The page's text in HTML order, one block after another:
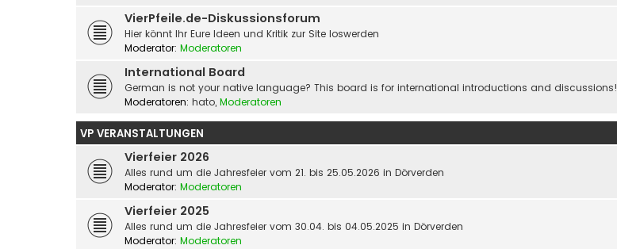
VierPfeile.de-Diskussionsforum
Hier könnt Ihr Eure Ideen und Kritik zur Site loswerden
Moderator: Moderatoren
International Board
German is not your native language? This board is for international introductions and discussions!
Moderatoren: hato, Moderatoren
VP VERANSTALTUNGEN
Vierfeier 2026
Alles rund um die Jahresfeier vom 21. bis 25.05.2026 in Dörverden
Moderator: Moderatoren
Vierfeier 2025
Alles rund um die Jahresfeier vom 30.04. bis 04.05.2025 in Dörverden
Moderator: Moderatoren